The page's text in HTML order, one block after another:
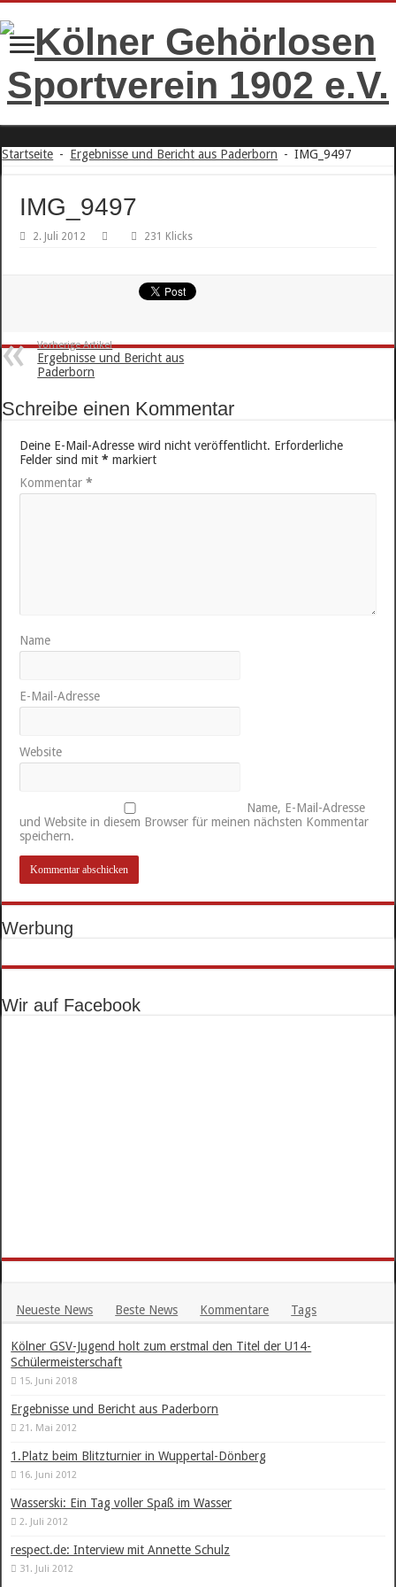
Startseite - Ergebnisse und Bericht aus Paderborn - IMG_9497
IMG_9497
2. Juli 2012 231 Klicks
Vorherige Artikel
Ergebnisse und Bericht aus
Paderborn
Schreibe einen Kommentar
Deine E-Mail-Adresse wird nicht veröffentlicht. Erforderliche
Felder sind mit* markiert
Kommentar*
Name
E-Mail-Adresse
Website
Name, E-Mail-Adresse
und Website in diesem Browser für meinen nächsten Kommentar
speichern.
Werbung
Wir auf Facebook
Neueste News Beste News Kommentare Tags
Kölner GSV-Jugend holt zum erstmal den Titel der U14-
Schülermeisterschaft
15. Juni 2018
Ergebnisse und Bericht aus Paderborn
21. Mai 2012
1.Platz beim Blitzturnier in Wuppertal-Dönberg
16. Juni 2012
Wasserski: Ein Tag voller Spaß im Wasser
2. Juli 2012
respect.de: Interview mit Annette Schulz
31. Juli 2012